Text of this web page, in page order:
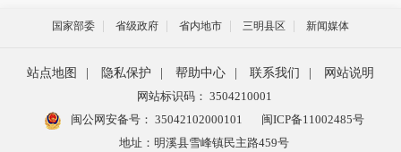
国家部委 省级政府 省内地市 三明县区 新闻媒体
站点地图 隐私保护 帮助中心 联系我们
网站说明
网站标识码： 3504210001
闽公网安备号： 35042102000101
闽ICP备11002485号
地址：明溪县雪峰镇民主路459号